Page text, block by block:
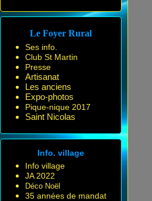
Le Foyer Rural
Ses info.
Club St Martin
Presse
Artisanat
Les anciens
Expo-photos
Pique-nique 2017
Saint Nicolas
Info. village
Info village
JA 2022
Déco Noël
35 années de mandat